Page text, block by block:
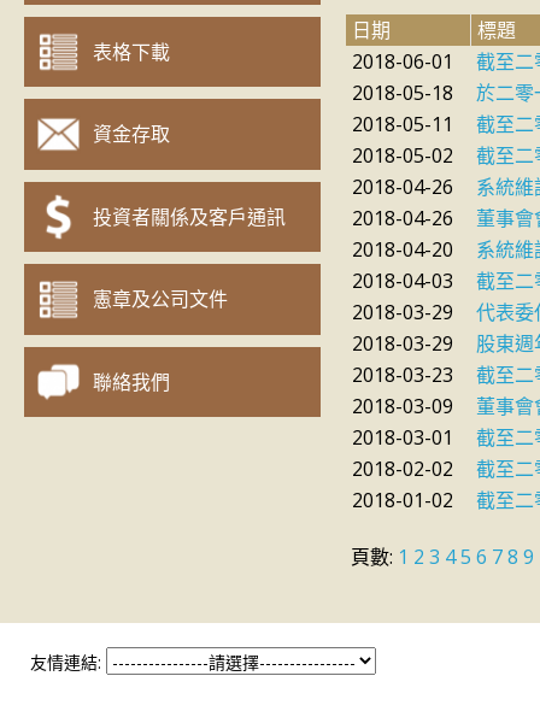
表格下載
資金存取
投資者關係及客戶通訊
憲章及公司文件
聯絡我們
日期
標題
2018-06-01
截至二
2018-05-18
於二零
2018-05-11
截至二
2018-05-02
截至二
2018-04-26
系統維
2018-04-26
董事
2018-04-20
系統維
2018-04-03
截至二
2018-03-29
代表委
2018-03-29
股東
2018-03-23
截至二
2018-03-09
董事
2018-03-01
截至二
2018-02-02
截至二
2018-01-02
截至二
頁數: 1 2 3 45 6 78 9
友情連結: